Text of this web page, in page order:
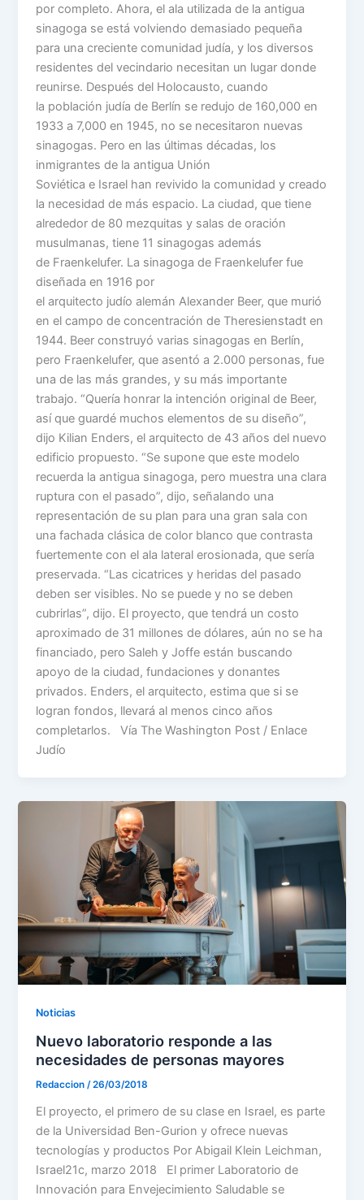
por completo. Ahora, el ala utilizada de la antigua
sinagoga se está volviendo demasiado pequeña
para una creciente comunidad judía, y los diversos
residentes del vecindario necesitan un lugar donde
reunirse. Después del Holocausto, cuando
la población judía de Berlín se redujo de 160,000 en
1933 a 7,000 en 1945, no se necesitaron nuevas
sinagogas. Pero en las últimas décadas, los
inmigrantes de la antigua Unión
Soviética e Israel han revivido la comunidad y creado
la necesidad de más espacio. La ciudad, que tiene
alrededor de 80 mezquitas y salas de oración
musulmanas, tiene 11 sinagogas además
de Fraenkelufer. La sinagoga de Fraenkelufer fue
diseñada en 1916 por
el arquitecto judío alemán Alexander Beer, que murió
en el campo de concentración de Theresienstadt en
1944. Beer construyó varias sinagogas en Berlín,
pero Fraenkelufer, que asentó a 2.000 personas, fue
una de las más grandes, y su más importante
trabajo. “Quería honrar la intención original de Beer,
así que guardé muchos elementos de su diseño”,
dijo Kilian Enders, el arquitecto de 43 años del nuevo
edificio propuesto. “Se supone que este modelo
recuerda la antigua sinagoga, pero muestra una clara
ruptura con el pasado”, dijo, señalando una
representación de su plan para una gran sala con
una fachada clásica de color blanco que contrasta
fuertemente con el ala lateral erosionada, que sería
preservada. “Las cicatrices y heridas del pasado
deben ser visibles. No se puede y no se deben
cubrirlas”, dijo. El proyecto, que tendrá un costo
aproximado de 31 millones de dólares, aún no se ha
financiado, pero Saleh y Joffe están buscando
apoyo de la ciudad, fundaciones y donantes
privados. Enders, el arquitecto, estima que si se
logran fondos, llevará al menos cinco años
completarlos. Vía The Washington Post / Enlace
Judío
Noticias
Nuevo laboratorio responde a las
necesidades de personas mayores
Redaccion /26/03/2018
El proyecto, el primero de su clase en Israel, es parte
de la Universidad Ben-Gurion y ofrece nuevas
tecnologías y productos Por Abigail Klein Leichman,
Israel21c, marzo 2018 El primer Laboratorio de
Innovación para Envejecimiento Saludable se